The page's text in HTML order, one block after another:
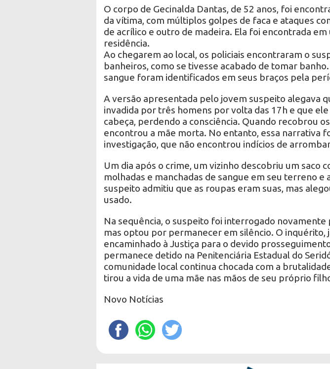
O corpo de Gecinalda Dantas, de 52 anos, foi
da vítima, com múltiplos golpes de faca e ataques
de acrílico e outro de madeira. Ela foi encontrada em
residência.
Ao chegarem ao local, os policiais encontraram o
banheiros, como se tivesse acabado de tomar
sangue foram identificados em seus braços pela
A versão apresentada pelo jovem suspeito alegava
invadida por três homens por volta das 17h e que
cabeça, perdendo a consciência. Quando recobrou
encontrou a mãe morta. No entanto, essa narrativa
investigação, que não encontrou indícios de
Um dia após o crime, um vizinho descobriu um saco
molhadas e manchadas de sangue em seu terreno e
suspeito admitiu que as roupas eram suas, mas
usado.
Na sequência, o suspeito foi interrogado novamente
mas optou por permanecer em silêncio. O inquérito,
encaminhado à Justiça para o devido
permanece detido na Penitenciária Estadual do
comunidade local continua chocada com a
tirou a vida de uma mãe nas mãos de seu próprio
Novo Notícias